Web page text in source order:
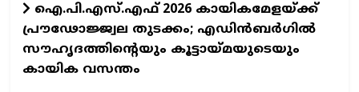
ഐ.പി.എസ്.എഫ് 2026 കായികമേളയ്ക്ക്
പ്രൗഢോജ്ജ്വല തുടക്കം; എഡിന്‍ബര്‍ഗില്‍
സൗഹൃദത്തിന്റെയും കൂട്ടായ്മയുടെയും
കായിക വസന്തം